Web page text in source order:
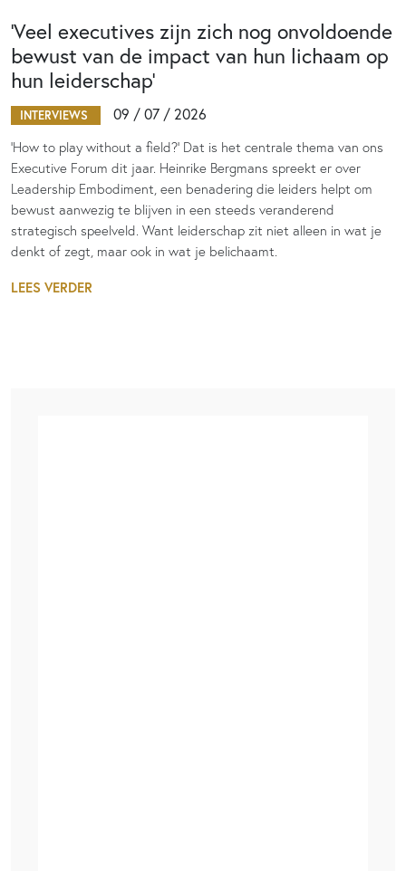
‘Veel executives zijn zich nog onvoldoende
bewust van de impact van hun lichaam op
hun leiderschap’
INTERVIEWS 09 / 07 / 2026
‘How to play without a field?’ Dat is het centrale thema van ons
Executive Forum dit jaar. Heinrike Bergmans spreekt er over
Leadership Embodiment, een benadering die leiders helpt om
bewust aanwezig te blijven in een steeds veranderend
strategisch speelveld. Want leiderschap zit niet alleen in wat je
denkt of zegt, maar ook in wat je belichaamt.
LEES VERDER